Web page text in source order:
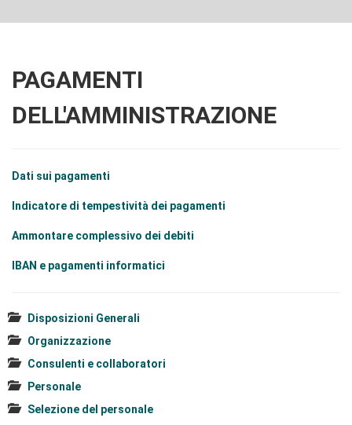
PAGAMENTI
DELL'AMMINISTRAZIONE
Dati sui pagamenti
Indicatore di tempestività dei pagamenti
Ammontare complessivo dei debiti
IBAN e pagamenti informatici
Disposizioni Generali
Organizzazione
Consulenti e collaboratori
Personale
Selezione del personale